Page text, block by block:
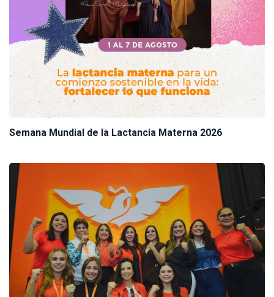
Semana Mundial de la Lactancia Materna 2026